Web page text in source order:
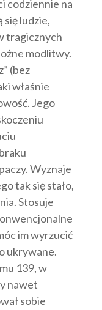
codziennie na
się ludzie,
tragicznych
modlitwy.
(bez
właśnie
Jego
Wyznaje
tak się stało,
Stosuje
im wyrzucić
ukrywane.
139, w
nawet
sobie